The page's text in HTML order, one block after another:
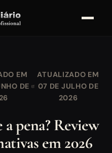
EM
DE
ATUALIZADO EM
07 DE JULHO DE
2026
pena? Review
em 2026